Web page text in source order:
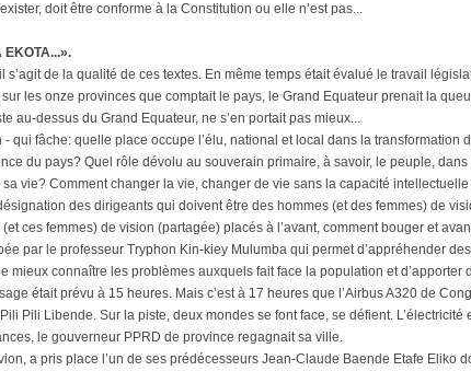
doit être conforme à la Constitution ou elle n’est pas...
EKOTA...».
s’agit de la qualité de ces textes. En même temps était évalué le travail
les onze provinces que comptait le pays, le Grand Equateur prenait la
au-dessus du Grand Equateur, ne s’en portait pas mieux...
- qui fâche: quelle place occupe l’élu, national et local dans la transformation
du pays? Quel rôle dévolu au souverain primaire, à savoir, le peuple,
sa vie? Comment changer la vie, changer de vie sans la capacité
des dirigeants qui doivent être des hommes (et des femmes) de
(et ces femmes) de vision (partagée) placés à l’avant, comment bouger et
par le professeur Tryphon Kin-kiey Mulumba qui permet d’appréhender
mieux connaître les problèmes auxquels fait face la population et d’apporter
était prévu à 15 heures. Mais c’est à 17 heures que l’Airbus A320 de
Pili Libende. Sur la piste, deux mondes se font face, se défient. L’électricité
le gouverneur PPRD de province regagnait sa ville.
a pris place l’un de ses prédécesseurs Jean-Claude Baende Etafe Eliko